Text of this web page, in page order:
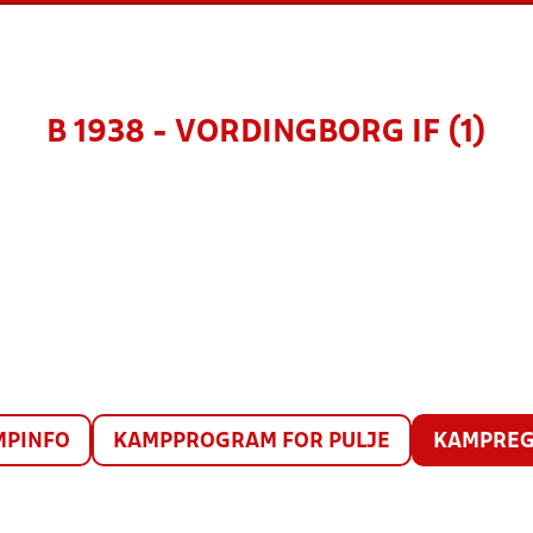
B 1938 - VORDINGBORG IF (1)
KAMPPROGRAM FOR PULJE